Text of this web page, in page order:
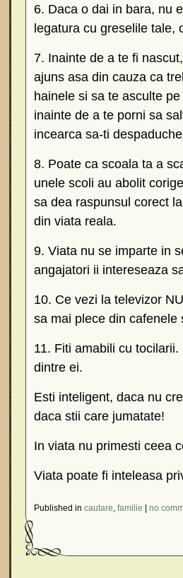
6. Daca o dai in bara, nu
legatura cu greselile tale,
7. Inainte de a te fi
ajuns asa din cauza ca
hainele si sa te asculte
inainte de a te porni sa
incearca sa-ti
8. Poate ca scoala ta a
unele scoli au abolit
sa dea raspunsul corect
din viata reala.
9. Viata nu se imparte in
angajatori ii intereseaza
10. Ce vezi la televizor
sa mai plece din cafenele
11. Fiti amabili cu
dintre ei.
Esti inteligent, daca nu
daca stii care jumatate!
In viata nu primesti ceea
Viata poate fi inteleasa
Published in cautare, familie no